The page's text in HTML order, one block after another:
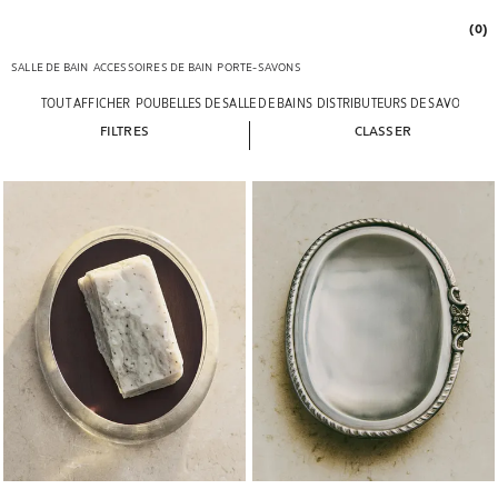
(0)
SALLE DE BAIN ACCESSOIRES DE BAIN PORTE-SAVONS
TOUT AFFICHER POUBELLES DE SALLE DE BAINS DISTRIBUTEURS DE SAVON
FILTRES CLASSER
Image changée en 1 de 5 Image changée en 1 de 5